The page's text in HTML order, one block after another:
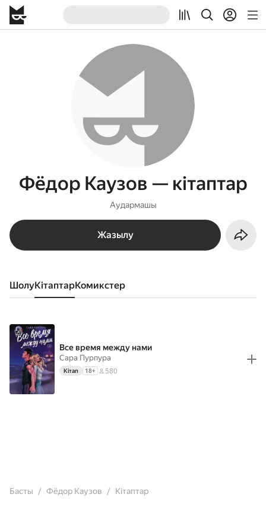
Фёдор Каузов — кітаптар
Аудармашы
Жазылу
Шолу кітаптар комикстер
Все время между нами
Сара Пурпура
Кітап 18+ 580
Басты Фёдор Каузов Кітаптар